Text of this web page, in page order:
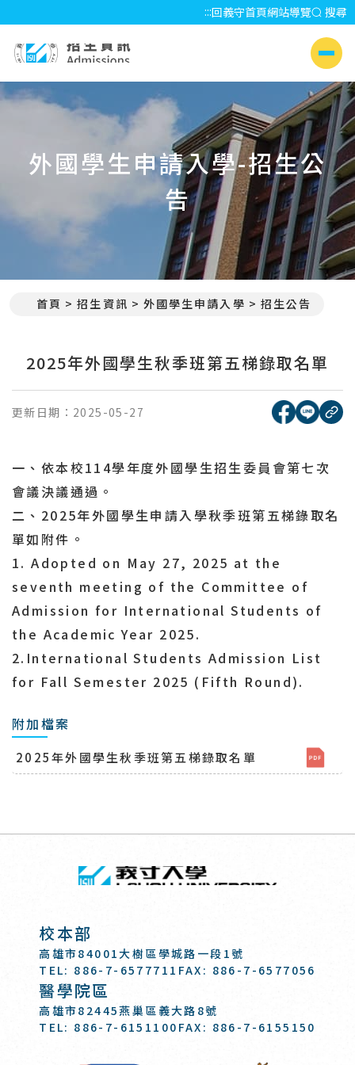
:::回義守首頁網站導覽 搜尋
側選單
外國學生申請入學-招生公
告
首頁 招生資訊 外國學生申請入學 招生公告
2025年外國學生秋季班第五梯錄取名單
更新日期： 2025-05-27 [另開新
[另開
複
一、依本校114學年度外國學生招生委員會第七次
會議決議通過。
二、2025年外國學生申請入學秋季班第五梯錄取名
單如附件。
1. Adopted on May 27, 2025 at the
seventh meeting of the Committee of
Admission for International Students of
the Academic Year 2025.
2.International Students Admission List
for Fall Semester 2025 (Fifth Round).
附加檔案
2025年外國學生秋季班第五梯錄取名單
回頂端
校本部
高雄市84001大樹區學城路一段1號
TEL: 886-7-6577711 FAX: 886-7-6577056
醫學院區
高雄市82445燕巢區義大路8號
TEL: 886-7-6151100 FAX: 886-7-6155150